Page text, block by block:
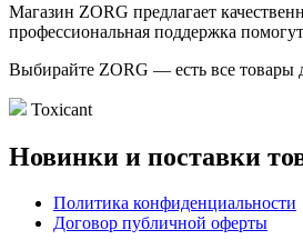
Магазин ZORG предлагает
профессиональная поддержка
Выбирайте ZORG — есть все товары
Toxicant
Новинки и поставки
Политика конфиденциальности
Договор публичной оферты